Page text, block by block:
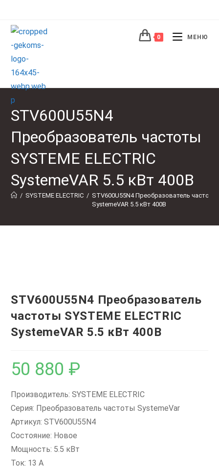
содержимому
0 МЕНЮ
STV600U55N4
Преобразователь частоты
SYSTEME ELECTRIC
SystemeVAR 5.5 кВт 400В
/ SYSTEME ELECTRIC / STV600U55N4 Преобразователь частоты
SystemeVAR 5.5 кВт 400В
STV600U55N4 Преобразователь
частоты SYSTEME ELECTRIC
SystemeVAR 5.5 кВт 400В
50 880 ₽
Производитель: SYSTEME ELECTRIC
Серия: Преобразователь частоты SystemeVar
Артикул: STV600U55N4
Состояние: Новое
Мощность: 5.5 кВт
Ток: 13 А